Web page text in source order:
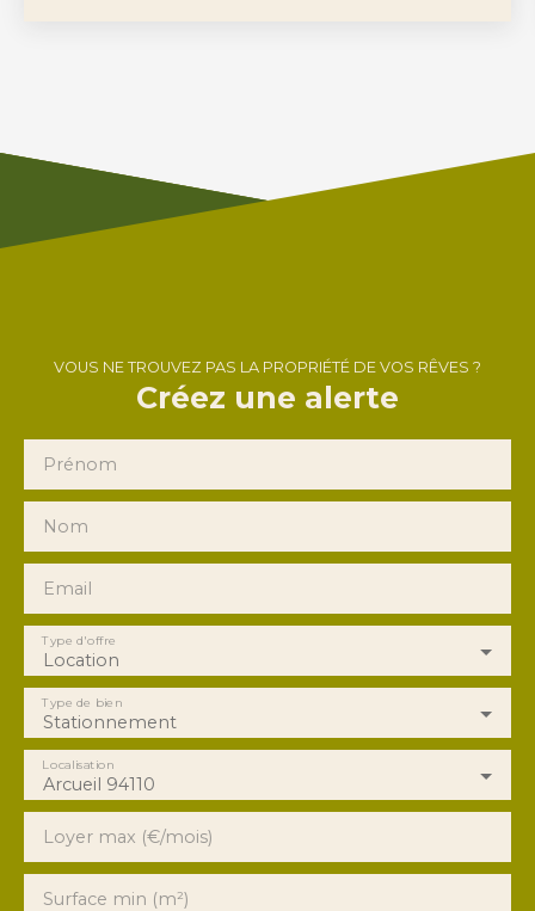
VOUS NE TROUVEZ PAS LA PROPRIÉTÉ DE VOS RÊVES ?
Créez une alerte
Prénom
Nom
Email
Location
Type d'offre
Stationnement
Type de bien
Arcueil 94110
Localisation
Loyer max (€/mois)
Surface min (m²)